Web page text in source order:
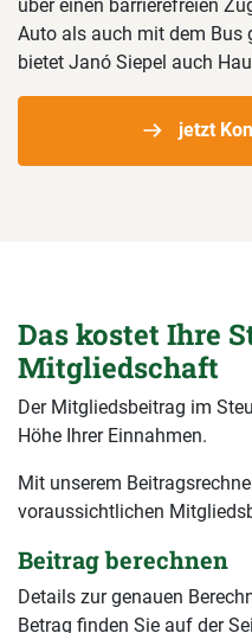
über einen barrierefreien
Auto als auch mit dem Bus
bietet Janó Siepel auch
jetzt
Das kostet Ihre
Mitgliedschaft
Der Mitgliedsbeitrag im
Höhe Ihrer Einnahmen.
Mit unserem
voraussichtlichen
Beitrag berechnen
Details zur genauen
Betrag finden Sie auf der